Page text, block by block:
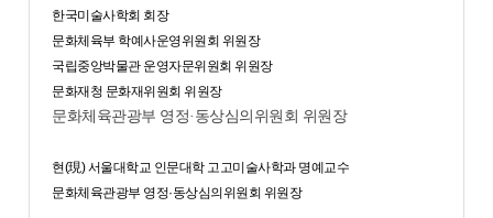
한국미술사학회 회장
문화체육부 학예사운영위원회 위원장
국립중앙박물관 운영자문위원회 위원장
문화재청 문화재위원회 위원장
문화체육관광부 영정·동상심의위원회 위원장
현(現) 서울대학교 인문대학 고고미술사학과 명예교수
문화체육관광부 영정·동상심의위원회 위원장